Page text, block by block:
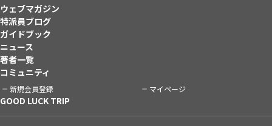
ウェブマガジン
特派員ブログ
ガイドブック
ニュース
著者一覧
コミュニティ
新規会員登録 マイページ
GOOD LUCK TRIP